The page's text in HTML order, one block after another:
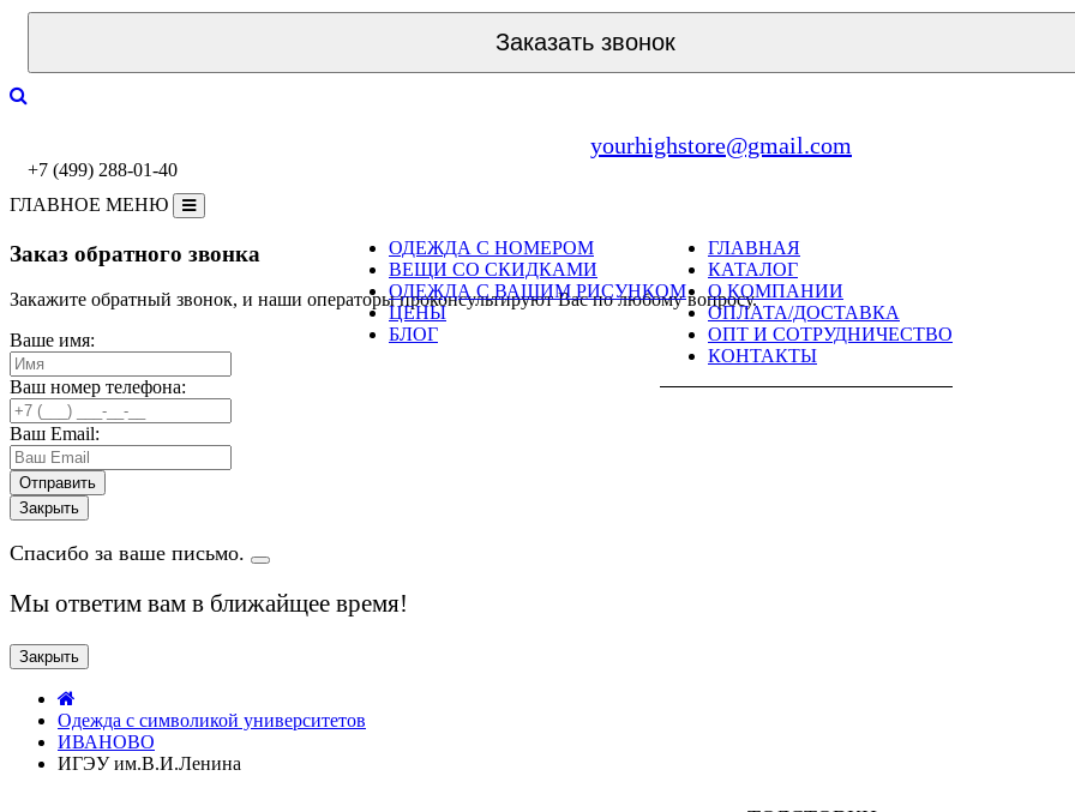
Заказать звонок
yourhighstore@gmail.com
+7 (499) 288-01-40
ГЛАВНОЕ МЕНЮ
ГЛАВНАЯ
КАТАЛОГ
О КОМПАНИИ
ОПЛАТА/ДОСТАВКА
ОПТ И СОТРУДНИЧЕСТВО
КОНТАКТЫ
ОДЕЖДА С НОМЕРОМ
ВЕЩИ СО СКИДКАМИ
ОДЕЖДА С ВАШИМ РИСУНКОМ
ЦЕНЫ
БЛОГ
Заказ обратного звонка
Закажите обратный звонок, и наши операторы проконсультируют Вас по любому вопросу.
Ваше имя:
Ваш номер телефона:
Ваш Email:
Закрыть
Спасибо за ваше письмо.
Мы ответим вам в ближайщее время!
Закрыть
Одежда с символикой университетов
ИВАНОВО
ИГЭУ им.В.И.Ленина